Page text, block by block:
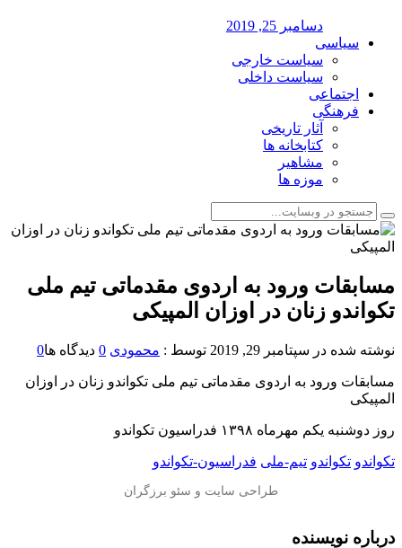
دسامبر 25, 2019
سیاسی
سیاست خارجی
سیاست داخلی
اجتماعی
فرهنگی
آثار تاریخی
کتابخانه ها
مشاهیر
موزه ها
مسابقات ورود به اردوی مقدماتی تیم ملی
تکواندو زنان در اوزان المپیکی
نوشته شده در سپتامبر 29, 2019 توسط : محمودی 0 دیدگاه ها0
مسابقات ورود به اردوی مقدماتی تیم ملی تکواندو زنان در اوزان
المپیکی
روز دوشنبه یکم مهرماه ۱۳۹۸ فدراسیون تکواندو
تکواندو تکواندو تیم-ملی فدراسیون-تکواندو
درباره نویسنده